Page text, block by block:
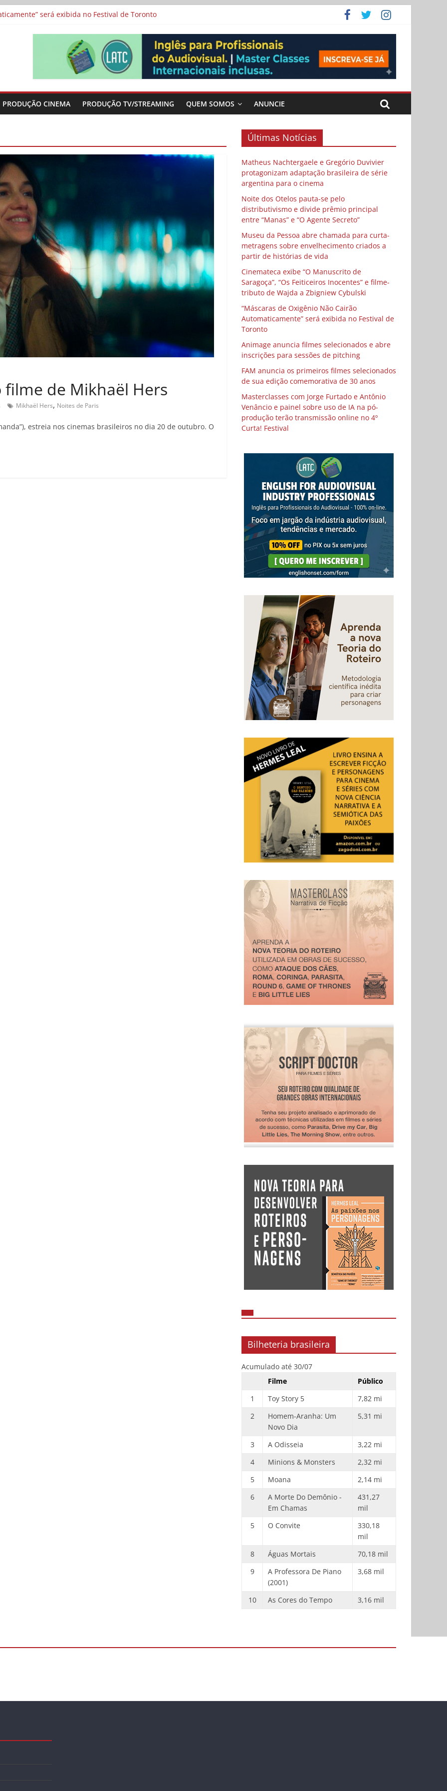
“Os Feiticeiros Inocentes” e filme-tributo de Wajda a Zbigniew Cybulski
protagonizam adaptação brasileira de série argentina para o cinema
e divide prêmio principal entre “Manas” e “O Agente Secreto”
metragens sobre envelhecimento criados a partir de histórias de vida
PRODUÇÃO CINEMA PRODUÇÃO TV/STREAMING QUEM SOMOS ANUNCIE
filme de Mikhaël Hers
Mikhaël Hers, Noites de Paris
estreia nos cinemas brasileiros no dia 20 de outubro. O
Últimas Notícias
Matheus Nachtergaele e Gregório Duvivier
protagonizam adaptação brasileira de série
argentina para o cinema
Noite dos Otelos pauta-se pelo
distributivismo e divide prêmio principal
entre “Manas” e “O Agente Secreto”
Museu da Pessoa abre chamada para curta-
metragens sobre envelhecimento criados a
partir de histórias de vida
Cinemateca exibe “O Manuscrito de
Saragoça”, “Os Feiticeiros Inocentes” e filme-
tributo de Wajda a Zbigniew Cybulski
“Máscaras de Oxigênio Não Cairão
Automaticamente” será exibida no Festival de
Toronto
Animage anuncia filmes selecionados e abre
inscrições para sessões de pitching
FAM anuncia os primeiros filmes selecionados
de sua edição comemorativa de 30 anos
Masterclasses com Jorge Furtado e Antônio
Venâncio e painel sobre uso de IA na pó-
produção terão transmissão online no 4º
Curta! Festival
Bilheteria brasileira
Acumulado até 30/07
Filme
Público
1
Toy Story 5
7,82 mi
2
Homem-Aranha: Um
Novo Dia
5,31 mi
3 A Odisseia
3,22 mi
4
Minions & Monsters
2,32 mi
5
Moana
2,14 mi
6
A Morte Do Demônio -
Em Chamas
431,27
mil
5
O Convite
330,18
mil
8
Águas Mortais
70,18 mil
9
A Professora De Piano
(2001)
3,68 mil
10 As Cores do Tempo 3,16 mil